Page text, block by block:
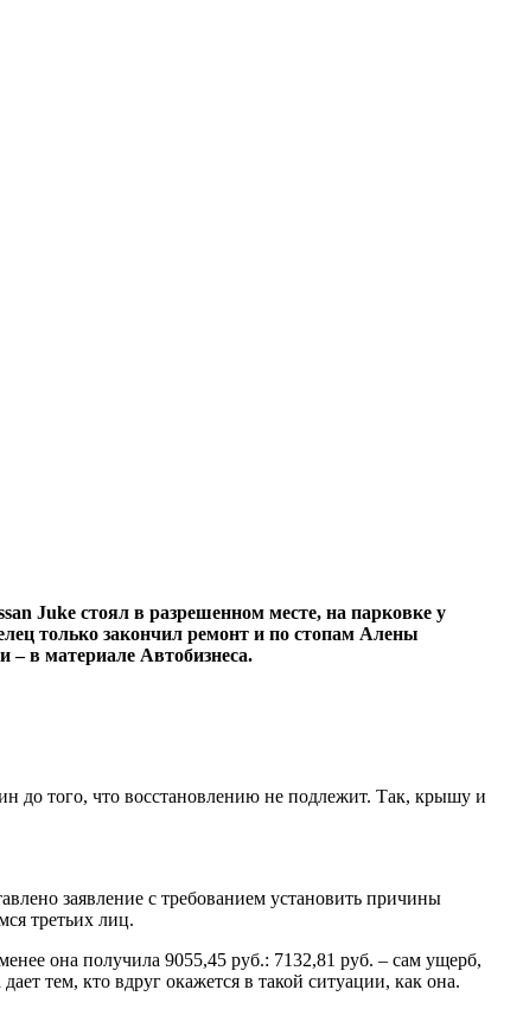
Juke стоял в разрешенном месте, на парковке у
только закончил ремонт и по стопам Алены
– в материале Автобизнеса.
до того, что восстановлению не подлежит. Так, крышу и
заявление с требованием установить причины
третьих лиц.
она получила 9055,45 руб.: 7132,81 руб. – сам ущерб,
тем, кто вдруг окажется в такой ситуации, как она.